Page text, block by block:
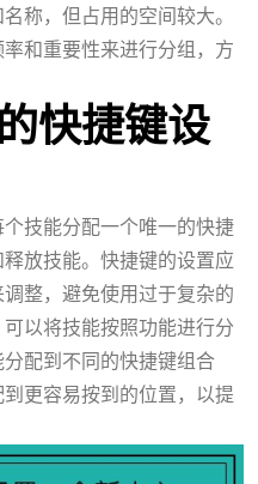
称，但占用的空间较大。
和重要性来进行分组，方
快捷键设
技能分配一个唯一的快捷
放技能。快捷键的设置应
整，避免使用过于复杂的
以将技能按照功能进行分
配到不同的快捷键组合
更容易按到的位置，以提